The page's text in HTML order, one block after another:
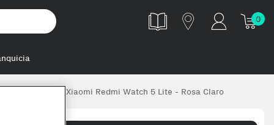
0
Loop Para Xiaomi Redmi Watch 5 Lite - Rosa Claro